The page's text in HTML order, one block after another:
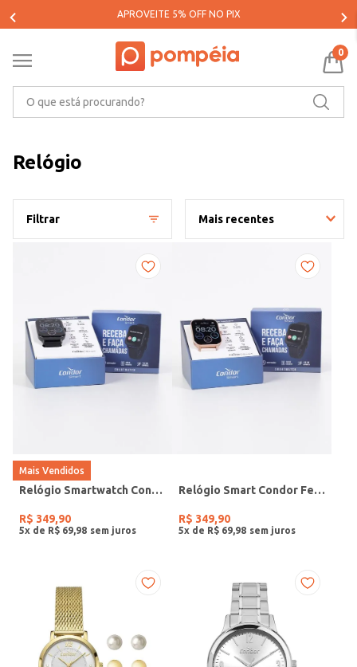
PARCELE SUAS COMPRAS EM ATÉ 5X SEM JUROS*
0
Relógio
Filtrar Mais recentes
Mais Vendidos
Relógio Smartwatch Condor PRETO
R$ 349,90
5x de R$ 69 98
Relógio Smart Condor Feminino ROSE
R$ 349,90
5x de R$ 69 98